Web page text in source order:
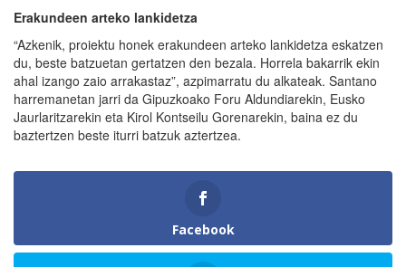
Erakundeen arteko lankidetza
“Azkenik, proiektu honek erakundeen arteko lankidetza eskatzen
du, beste batzuetan gertatzen den bezala. Horrela bakarrik ekin
ahal izango zaio arrakastaz”, azpimarratu du alkateak. Santano
harremanetan jarri da Gipuzkoako Foru Aldundiarekin, Eusko
Jaurlaritzarekin eta Kirol Kontseilu Gorenarekin, baina ez du
baztertzen beste iturri batzuk aztertzea.
Facebook